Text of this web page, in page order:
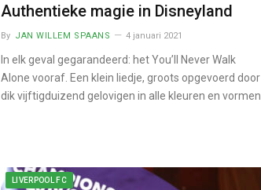
Authentieke magie in Disneyland
By JAN WILLEM SPAANS 4 januari 2021
In elk geval gegarandeerd: het You’ll Never Walk
Alone vooraf. Een klein liedje, groots opgevoerd door
dik vijftigduizend gelovigen in alle kleuren en vormen.
LIVERPOOL FC